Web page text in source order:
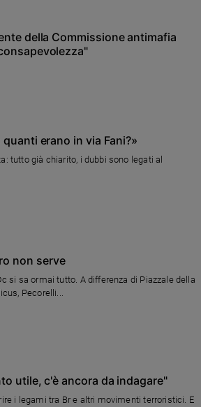
della Commissione antimafia
erano in via Fani?»
tutto già chiarito, i dubbi sono legati al
non serve
si sa ormai tutto. A differenza di Piazzale della
Pecorelli...
utile, c'è ancora da indagare"
i legami tra Br e altri movimenti terroristici. E